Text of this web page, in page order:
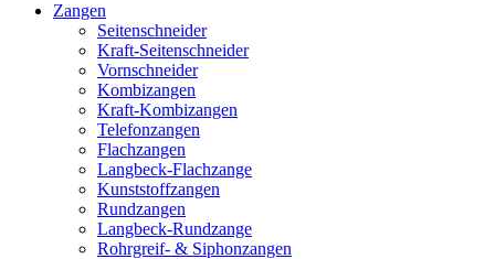
Zangen
Seitenschneider
Kraft-Seitenschneider
Vornschneider
Kombizangen
Kraft-Kombizangen
Telefonzangen
Flachzangen
Langbeck-Flachzange
Kunststoffzangen
Rundzangen
Langbeck-Rundzange
Rohrgreif- & Siphonzangen